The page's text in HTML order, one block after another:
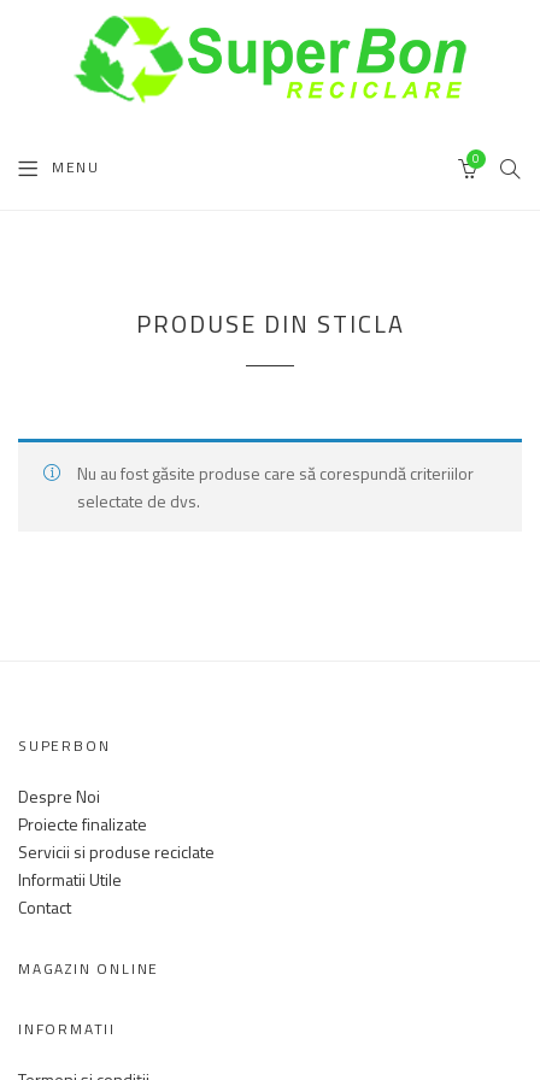
MENU 0
PRODUSE DIN STICLA
Nu au fost găsite produse care să corespundă criteriilor
selectate de dvs.
SUPERBON
Despre Noi
Proiecte finalizate
Servicii si produse reciclate
Informatii Utile
Contact
MAGAZIN ONLINE
INFORMATII